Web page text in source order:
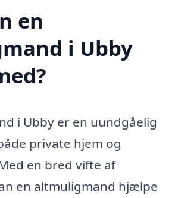
en
i Ubby
i Ubby er en uundgåelig
private hjem og
en bred vifte af
en altmuligmand hjælpe